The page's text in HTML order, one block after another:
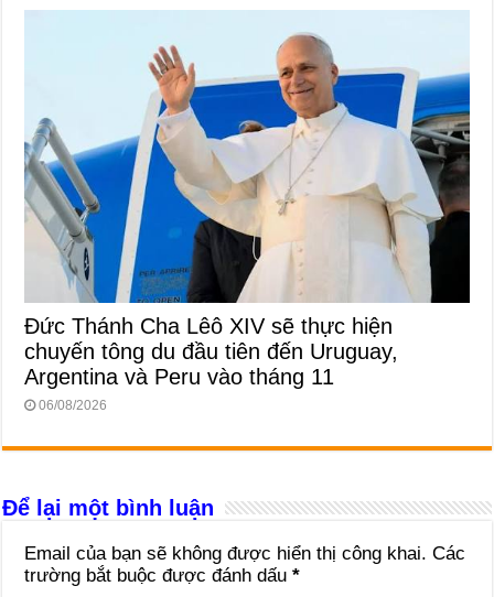
Đức Thánh Cha Lêô XIV sẽ thực hiện
chuyến tông du đầu tiên đến Uruguay,
Argentina và Peru vào tháng 11
06/08/2026
Để lại một bình luận
Email của bạn sẽ không được hiển thị công khai. Các
trường bắt buộc được đánh dấu*